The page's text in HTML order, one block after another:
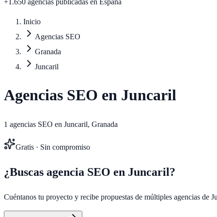
+1.650 agencias publicadas en España
Inicio
Agencias SEO
Granada
Juncaril
Agencias SEO en Juncaril
1 agencias SEO en Juncaril, Granada
Gratis · Sin compromiso
¿Buscas agencia SEO en Juncaril?
Cuéntanos tu proyecto y recibe propuestas de múltiples agencias de